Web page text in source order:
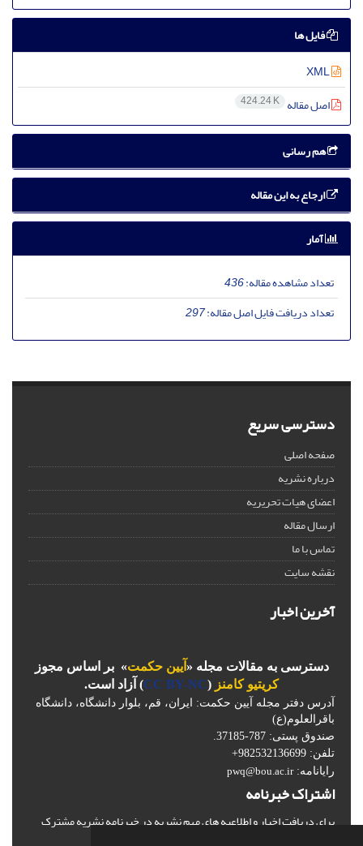
فایل ها
اصل مقاله 424.24 K
هم رسانی
ارجاع به این مقاله
آمار
تعداد مشاهده مقاله:436
تعداد دریافت فایل اصل مقاله:297
دسترسی سریع
صفحه اصلی
درباره نشریه
اعضای هیات تحریریه
ارسال مقاله
تماس با ما
نقشه سایت
آخرین اخبار
دسترسی به مقالات مجله « آیین حکمت» بر اساس مجوز
کریتیو کامنز (
CC BY-NC) آزاد است.
آدرس دفتر مجله آیین حکمت: ایران، قم، بلوار دانشگاه، دانشگاه
باقرالعلوم(ع)
صندوق پستی: 787-37185.
تلفن: 982532136699+
رایانامه:pwq@bou.ac.ir
اشتراک خبرنامه
برای دریافت اخبار و اطلاعیه های مهم نشریه در خبرنامه نشریه مشترک